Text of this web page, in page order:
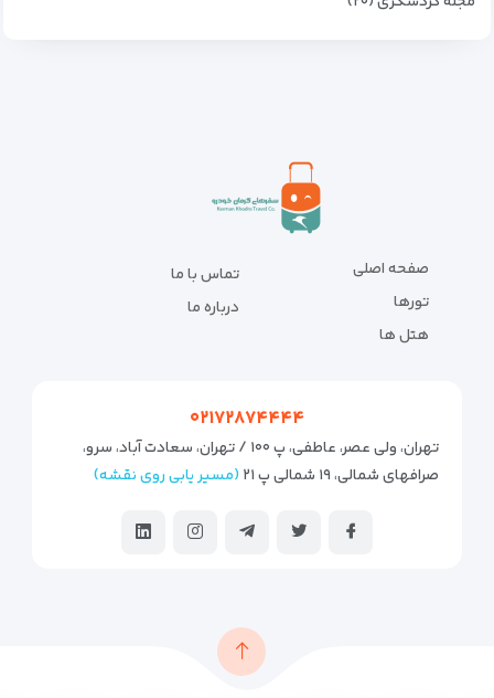
صفحه اصلی
تورها
هتل ها
تماس با ما
درباره ما
۰۲۱۷۲۸۷۴۴۴۴
تهران، ولی عصر، عاطفی، پ ۱۰۰ / تهران، سعادت آباد، سرو،
صرافهای شمالی، ۱۹ شمالی پ ۲۱
(مسیر یابی روی نقشه)